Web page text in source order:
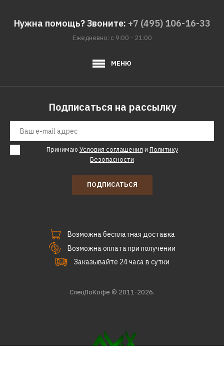
Нужна помощь? Звоните: +7 (495) 106-16-33
Ежедневно: с 9:00 - 21:00
МЕНЮ
Подписаться на рассылку
Принимаю Условия соглашения и Политику
Безопасности
ПОДПИСАТЬСЯ
Возможна бесплатная доставка
Возможна оплата при получении
Заказывайте 24 часа в сутки
СпецПоКофе © 2011-2026.